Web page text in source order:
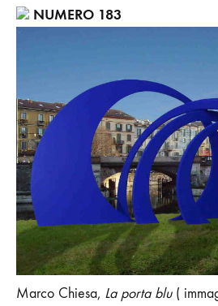
NUMERO 183
Marco Chiesa, La porta blu(